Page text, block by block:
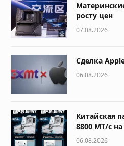
росту цен
07.08.2026
Сделка
06.08.2026
Китайская
8800 МТ/с
06.08.2026